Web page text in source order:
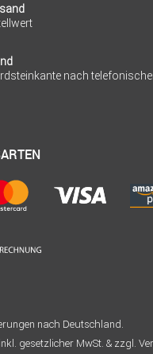
nach
nach Deutschland.
gesetzlicher MwSt. & zzgl.